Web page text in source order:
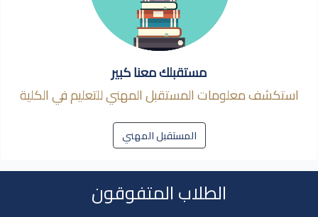
مستقبلك معنا كبير
استكشف معلومات المستقبل المهني للتعليم في الكلية
المستقبل المهني
الطلاب المتفوقون